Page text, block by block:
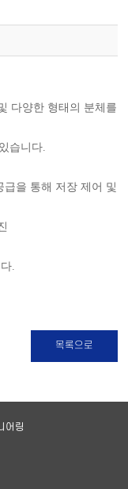
다양한 형태의 분체를
습니다.
을 통해 저장 제어 및
.
목록으로
어링